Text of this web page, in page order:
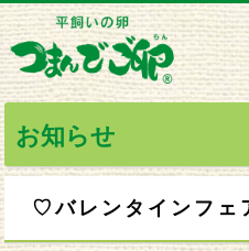
お知らせ
♡バレンタインフェ